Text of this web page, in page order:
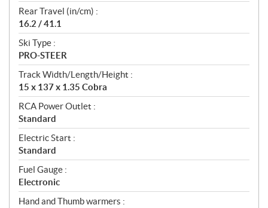
Rear Travel (in/cm) :
16.2 / 41.1
Ski Type :
PRO-STEER
Track Width/Length/Height :
15 x 137 x 1.35 Cobra
RCA Power Outlet :
Standard
Electric Start :
Standard
Fuel Gauge :
Electronic
Hand and Thumb warmers :